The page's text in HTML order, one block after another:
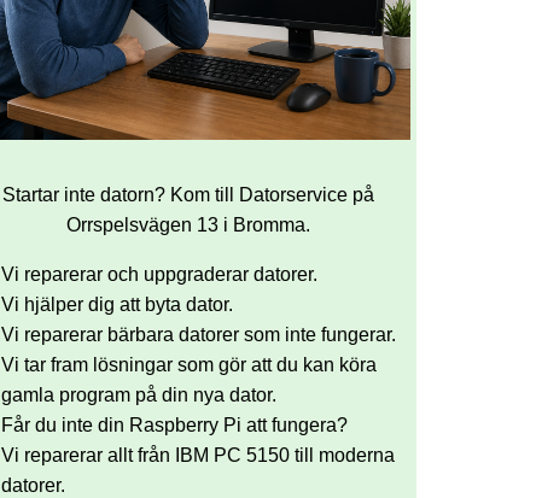
Startar inte datorn? Kom till Datorservice på
Orrspelsvägen 13 i Bromma.
Vi reparerar och uppgraderar datorer.
Vi hjälper dig att byta dator.
Vi reparerar bärbara datorer som inte fungerar.
Vi tar fram lösningar som gör att du kan köra
gamla program på din nya dator.
Får du inte din Raspberry Pi att fungera?
Vi reparerar allt från IBM PC 5150 till moderna
datorer.